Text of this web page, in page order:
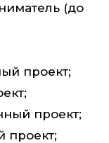
(до
проект;
проект;
проект;